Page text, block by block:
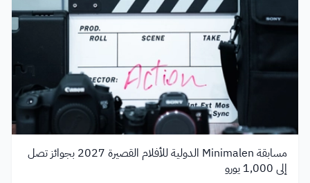
مسابقة Minimalen الدولية للأفلام القصيرة 2027 بجوائز تصل
إلى 1,000 يورو